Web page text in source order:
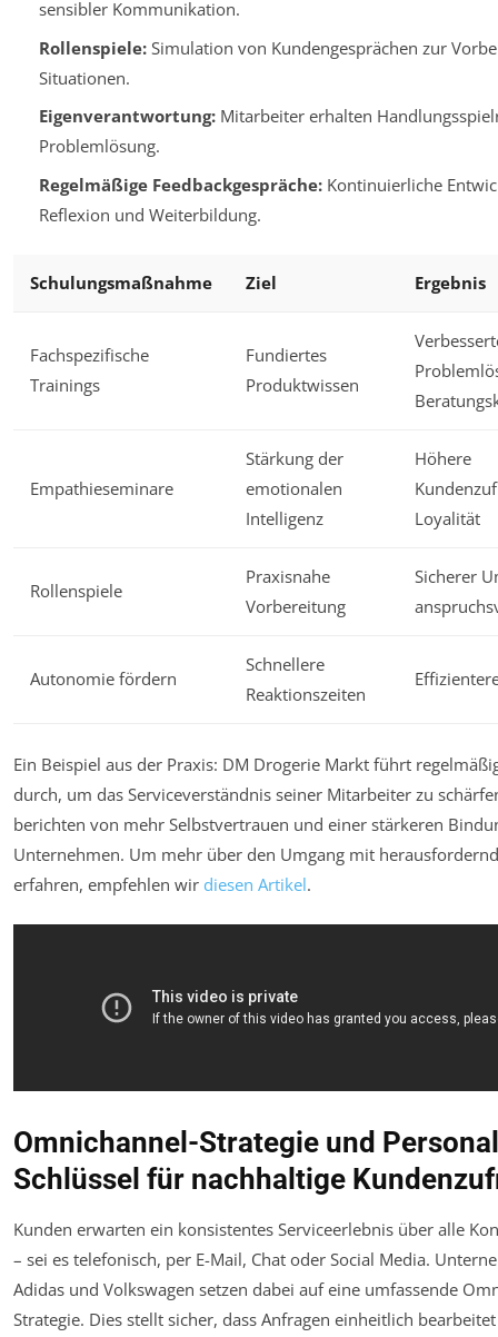
sensibler Kommunikation.
Rollenspiele:Simulation von Kundengesprächen zur
Situationen.
Eigenverantwortung:Mitarbeiter erhalten
Problemlösung.
Regelmäßige Feedbackgespräche:Kontinuierliche
Reflexion und Weiterbildung.
Schulungsmaßnahme Ziel Ergebnis
Fachspezifische
Trainings
Fundiertes
Produktwissen
Empathieseminare
Stärkung der
emotionalen
Intelligenz
Höhere
Loyalität
Rollenspiele
Praxisnahe
Vorbereitung
Sicherer
Autonomie fördern
Schnellere
Reaktionszeiten
Ein Beispiel aus der Praxis: DM Drogerie Markt führt
durch, um das Serviceverständnis seiner Mitarbeiter zu
berichten von mehr Selbstvertrauen und einer stärkeren
Unternehmen. Um mehr über den Umgang mit
erfahren, empfehlen wir diesen Artikel.
Omnichannel-Strategie und
Schlüssel für nachhaltige
Kunden erwarten ein konsistentes Serviceerlebnis über alle
– sei es telefonisch, per E-Mail, Chat oder Social Media.
Adidas und Volkswagen setzen dabei auf eine umfassende
Strategie. Dies stellt sicher, dass Anfragen einheitlich